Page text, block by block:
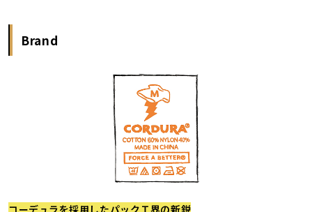
Brand
コーデュラを採用したパックＴ界の新鋭